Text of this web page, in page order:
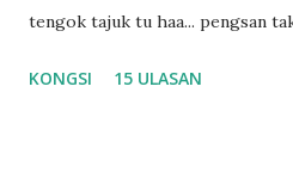
tengok tajuk tu haa... pengsan
tau? yang sebut tu anak
KONGSI 15 ULASAN